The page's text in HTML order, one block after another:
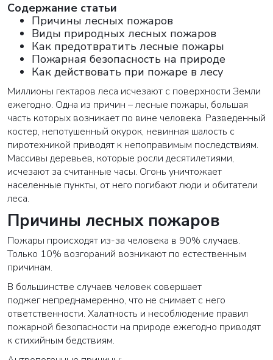
Cодержание статьи
Причины лесных пожаров
Виды природных лесных пожаров
Как предотвратить лесные пожары
Пожарная безопасность на природе
Как действовать при пожаре в лесу
Миллионы гектаров леса исчезают с поверхности Земли
ежегодно. Одна из причин – лесные пожары, большая
часть которых возникает по вине человека. Разведенный
костер, непотушенный окурок, невинная шалость с
пиротехникой приводят к непоправимым последствиям.
Массивы деревьев, которые росли десятилетиями,
исчезают за считанные часы. Огонь уничтожает
населенные пункты, от него погибают люди и обитатели
леса.
Причины лесных пожаров
Пожары происходят из-за человека в 90% случаев.
Только 10% возгораний возникают по естественным
причинам.
В большинстве случаев человек совершает
поджег непреднамеренно, что не снимает с него
ответственности. Халатность и несоблюдение правил
пожарной безопасности на природе ежегодно приводят
к стихийным бедствиям.